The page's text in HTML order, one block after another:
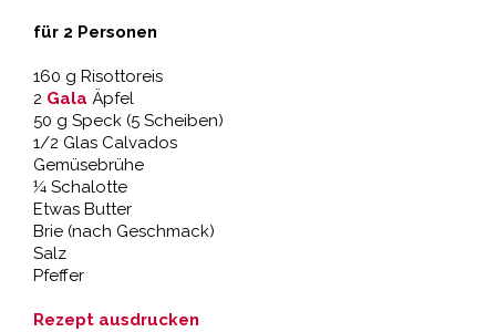
für 2 Personen
160 g Risottoreis
2 Gala Äpfel
50 g Speck (5 Scheiben)
1/2 Glas Calvados
Gemüsebrühe
¼ Schalotte
Etwas Butter
Brie (nach Geschmack)
Salz
Pfeffer
Rezept ausdrucken